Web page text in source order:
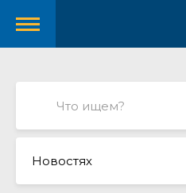
Новостях